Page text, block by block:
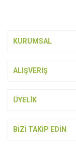
KURUMSAL
ALIŞVERİŞ
ÜYELİK
BİZİ TAKİP EDİN